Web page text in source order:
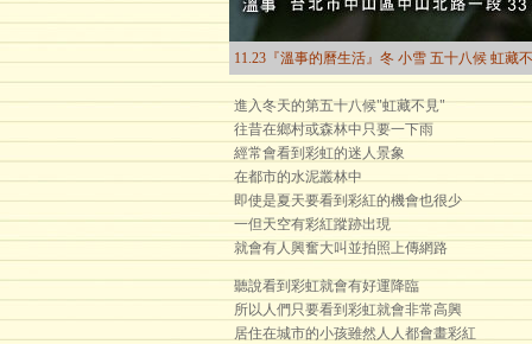
11.23『溫事的曆生活』冬 小雪 五十八候 虹藏
進入冬天的第五十八候"虹藏不見"
往昔在鄉村或森林中只要一下雨
經常會看到彩虹的迷人景象
在都市的水泥叢林中
即使是夏天要看到彩紅的機會也很少
一但天空有彩紅蹤跡出現
就會有人興奮大叫並拍照上傳網路
聽說看到彩虹就會有好運降臨
所以人們只要看到彩虹就會非常高興
居住在城市的小孩雖然人人都會畫彩紅